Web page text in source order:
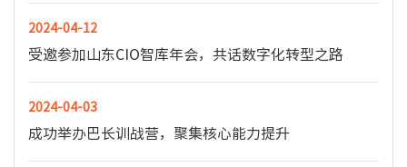
2024-04-12
受邀参加山东CIO智库年会，共话数字化转型之路
2024-04-03
成功举办巴长训战营，聚集核心能力提升